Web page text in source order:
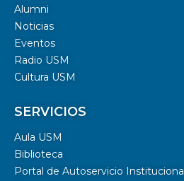
Alumni
Noticias
Eventos
Radio USM
Cultura USM
SERVICIOS
Aula USM
Biblioteca
Portal de Autoservicio Institucional